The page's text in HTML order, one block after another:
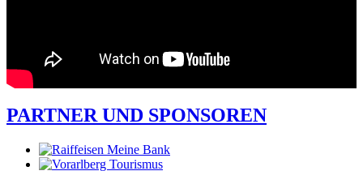
PARTNER UND SPONSOREN